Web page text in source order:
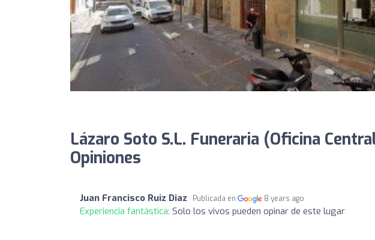
Lázaro Soto S.L. Funeraria (Oficina
Opiniones
Juan Francisco Ruiz Diaz Publicada en 8 years ago
Experiencia fantástica: Solo los vivos pueden opinar de este lugar